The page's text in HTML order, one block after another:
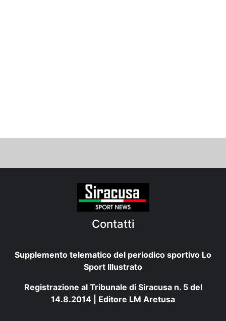
Contatti
Supplemento telematico del periodico sportivo Lo
Sport Illustrato
Registrazione al Tribunale di Siracusa n. 5 del
14.8.2014 | Editore LM Aretusa